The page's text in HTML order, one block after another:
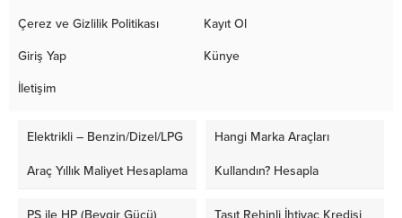
Çerez ve Gizlilik Politikası Kayıt Ol
Giriş Yap Künye
İletişim
Elektrikli – Benzin/Dizel/LPG
Araç Yıllık Maliyet Hesaplama
Hangi Marka Araçları
Kullandın? Hesapla
PS ile HP (Beygir Gücü) Taşıt Rehinli İhtiyaç Kredisi